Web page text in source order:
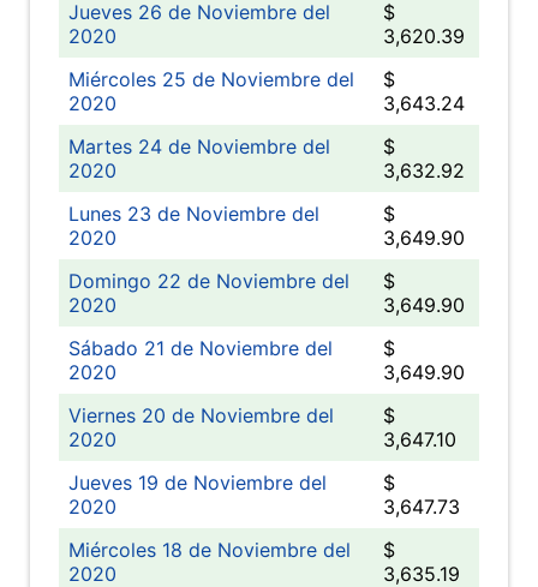
Jueves 26 de Noviembre del
2020
$
3,620.39
Miércoles 25 de Noviembre del
2020
$
3,643.24
Martes 24 de Noviembre del
2020
$
3,632.92
Lunes 23 de Noviembre del
2020
$
3,649.90
Domingo 22 de Noviembre del
2020
$
3,649.90
Sábado 21 de Noviembre del
2020
$
3,649.90
Viernes 20 de Noviembre del
2020
$
3,647.10
Jueves 19 de Noviembre del
2020
$
3,647.73
Miércoles 18 de Noviembre del
2020
$
3,635.19